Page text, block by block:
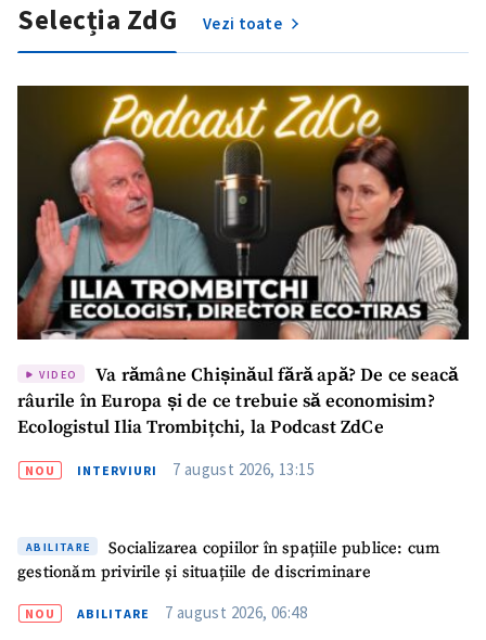
Selecția ZdG Vezi toate
VIDEO
Va rămâne Chișinăul fără apă? De ce seacă
râurile în Europa și de ce trebuie să economisim?
Ecologistul Ilia Trombițchi, la Podcast ZdCe
NOU INTERVIURI 7 august 2026, 13:15
ABILITARE
Socializarea copiilor în spațiile publice: cum
gestionăm privirile și situațiile de discriminare
NOU ABILITARE 7 august 2026, 06:48